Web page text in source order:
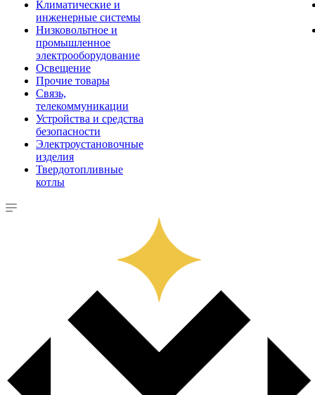
Климатические и
инженерные системы
Низковольтное и
промышленное
электрооборудование
Освещение
Прочие товары
Связь,
телекоммуникации
Устройства и средства
безопасности
Электроустановочные
изделия
Твердотопливные
котлы